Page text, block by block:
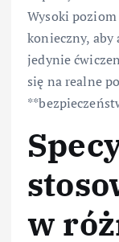
Wysoki
konieczny, aby
jedynie
się na realne
w